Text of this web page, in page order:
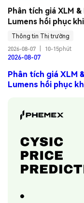
Phân tích giá XLM
Lumens hồi phục
Thông tin Thị trường
2026-08-07
10-15phút
2026-08-07
Phân tích giá XLM
Lumens hồi phục